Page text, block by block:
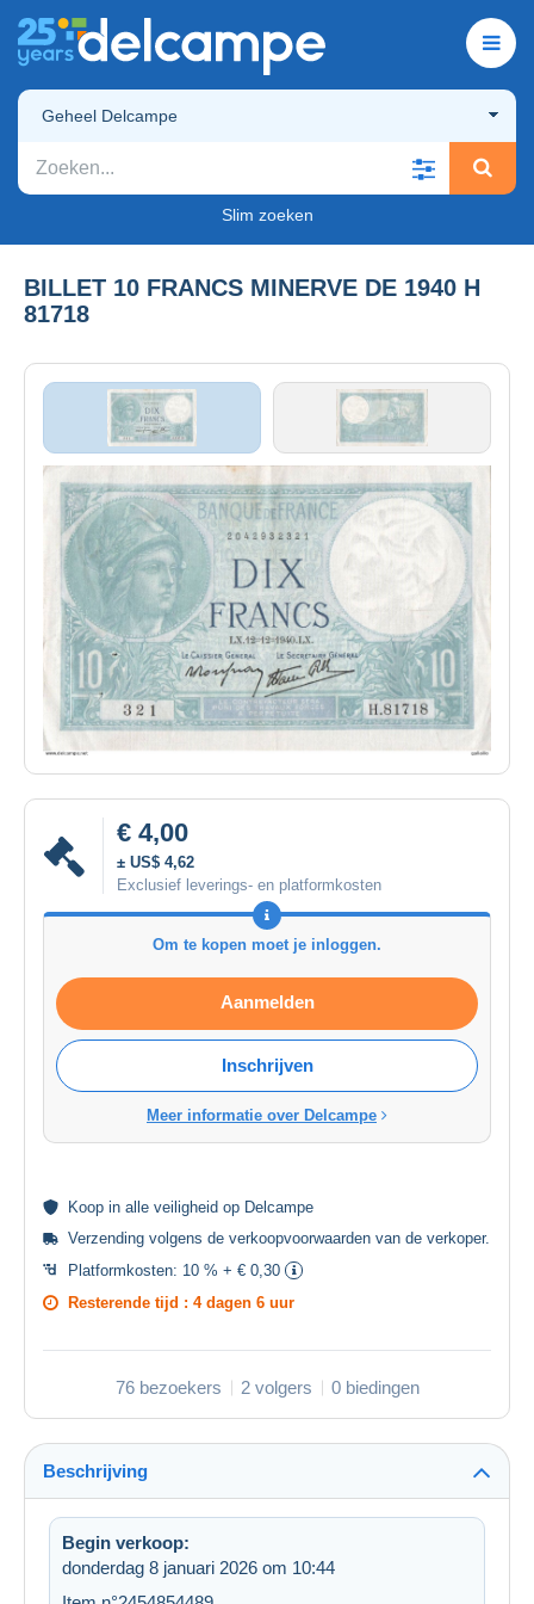
Geheel Delcampe
Slim zoeken
BILLET 10 FRANCS MINERVE DE 1940 H
81718
€ 4,00
± US$ 4,62
Exclusief leverings- en platformkosten
Om te kopen moet je inloggen.
Aanmelden
Inschrijven
Meer informatie over Delcampe
Koop in alle veiligheid op Delcampe
Verzending volgens de verkoopvoorwaarden van de verkoper.
Platformkosten: 10 % + € 0,30
Resterende tijd : 4 dagen 6 uur
76 bezoekers 2 volgers 0 biedingen
Beschrijving
Begin verkoop:
donderdag 8 januari 2026 om 10:44